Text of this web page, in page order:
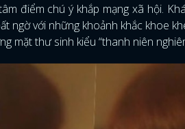
điểm chú ý khắp mạng xã hội.
ngờ với những khoảnh khắc khoe
mặt thư sinh kiểu “thanh niên